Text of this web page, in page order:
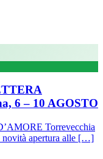
6 – 10 AGOSTO
Torrevecchia
novità apertura alle […]